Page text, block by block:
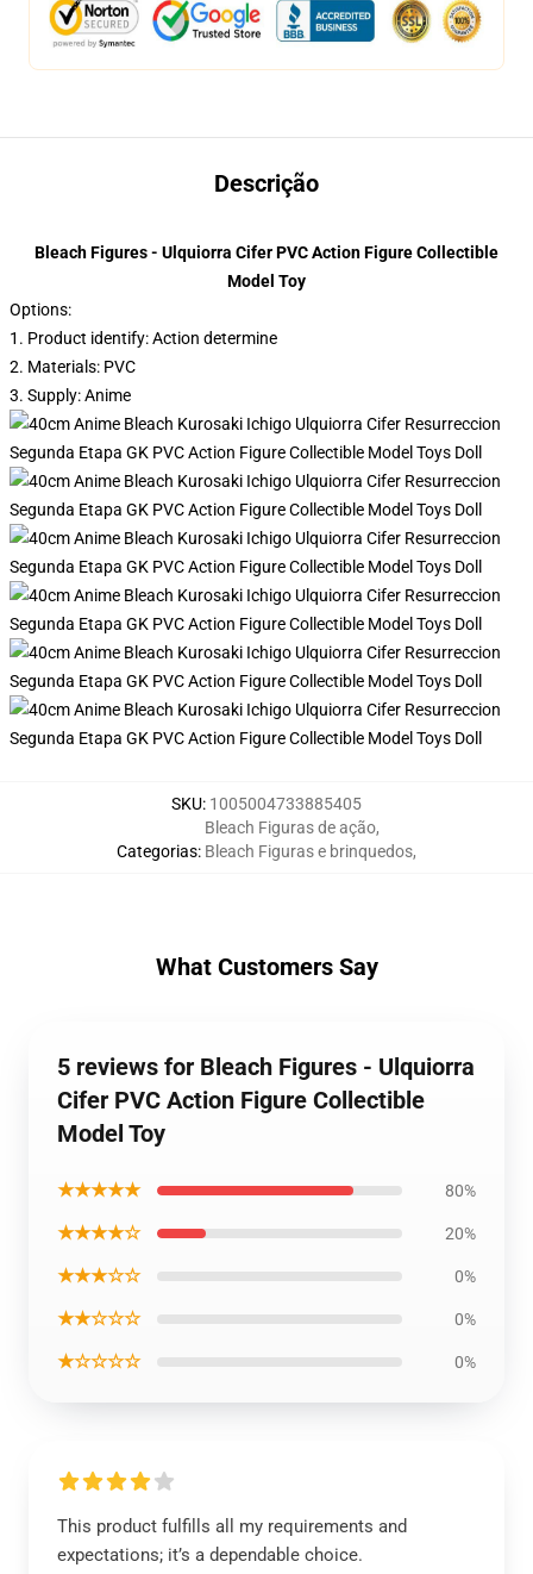
Descrição
Bleach Figures - Ulquiorra Cifer PVC Action Figure Collectible
Model Toy
Options:
1. Product identify: Action determine
2. Materials: PVC
3. Supply: Anime
SKU: 1005004733885405
Categorias:
Bleach Figuras de ação,
Bleach Figuras e brinquedos,
What Customers Say
5 reviews for Bleach Figures - Ulquiorra
Cifer PVC Action Figure Collectible
Model Toy
★★★★★ 80%
★★★★☆ 20%
★★★☆☆ 0%
★★☆☆☆ 0%
★☆☆☆☆ 0%
This product fulfills all my requirements and
expectations; it’s a dependable choice.